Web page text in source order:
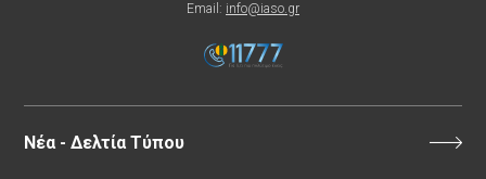
Email: info@iaso.gr
Νέα - Δελτία Τύπου